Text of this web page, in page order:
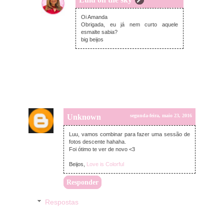
terça-feira, maio 24, 2016
Oi Amanda
Obrigada, eu já nem curto aquele
esmalte sabia?
big beijos
Unknown segunda-feira, maio 23, 2016
Luu, vamos combinar para fazer uma sessão de
fotos descente hahaha.
Foi ótimo te ver de novo <3
Beijos, Love is Colorful
Responder
Respostas